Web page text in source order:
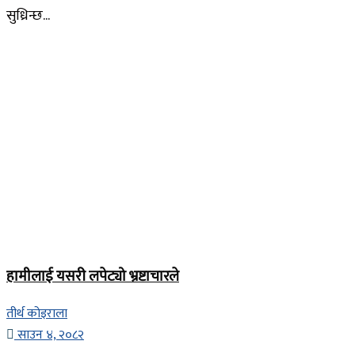
सुध्रिन्छ...
हामीलाई यसरी लपेट्यो भ्रष्टाचारले
तीर्थ कोइराला
साउन ४, २०८२